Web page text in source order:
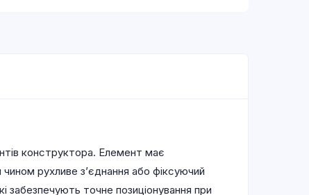
конструктора. Елемент має
рухливе з’єднання або фіксуючий
точне позиціонування при